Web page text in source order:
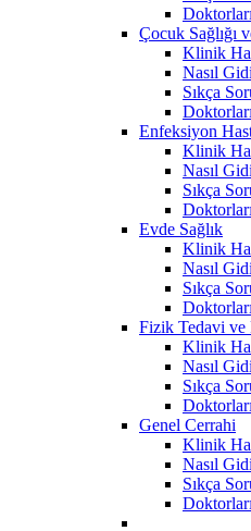
Çocuk Sağlığı
Klinik
Nasıl
Sıkça
Enfeksiyon
Klinik
Nasıl
Sıkça
Evde Sağlık
Klinik
Nasıl
Sıkça
Fizik Tedavi ve
Klinik
Nasıl
Sıkça
Genel Cerrahi
Klinik
Nasıl
Sıkça